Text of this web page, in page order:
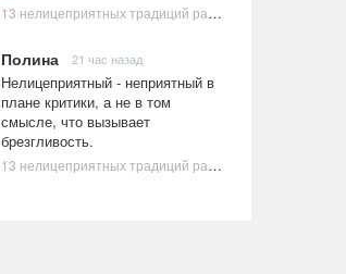
13 нелицеприятных традиций разных стран, которые могут шокировать неподготовленного человека
Полина 21 час назад
Нелицеприятный - неприятный в
плане критики, а не в том
смысле, что вызывает
брезгливость.
13 нелицеприятных традиций разных стран, которые могут шокировать неподготовленного человека